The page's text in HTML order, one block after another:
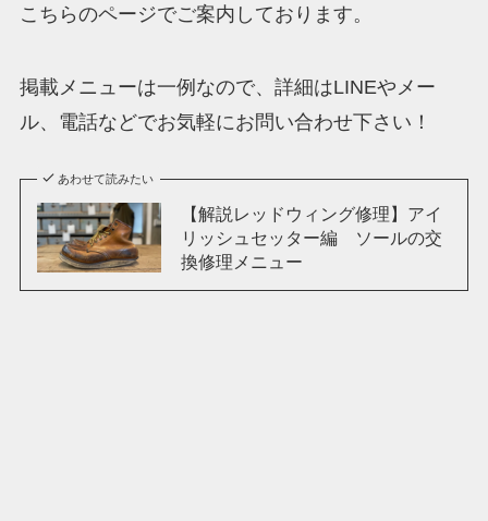
こちらのページでご案内しております。
掲載メニューは一例なので、詳細はLINEやメー
ル、電話などでお気軽にお問い合わせ下さい！
あわせて読みたい
【解説レッドウィング修理】アイ
リッシュセッター編 ソールの交
換修理メニュー